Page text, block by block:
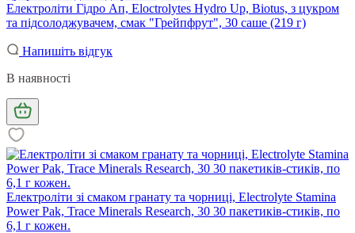
Електроліти Гідро Ап, Eloctrolytes Hydro Up, Biotus, з цукром
та підсолоджувачем, смак "Грейпфрут", 30 саше (219 г)
Напишіть відгук
В наявності
Електроліти зі смаком гранату та чорниці, Electrolyte Stamina
Power Pak, Trace Minerals Research, 30 30 пакетиків-стиків, по
6,1 г кожен.